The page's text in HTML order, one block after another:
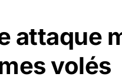
attaque
volés